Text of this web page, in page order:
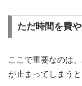
ただ時間を費
ここで重要なのは
が止まってしまうと